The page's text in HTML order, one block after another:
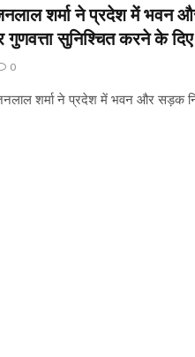
शर्मा ने प्रदेश में भवन
गुणवत्ता सुनिश्चित करने के दिए
0
शर्मा ने प्रदेश में भवन और सड़क